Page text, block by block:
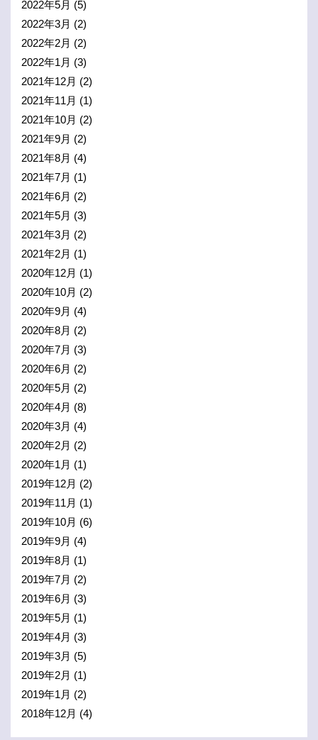
2022年5月 (5)
2022年3月 (2)
2022年2月 (2)
2022年1月 (3)
2021年12月 (2)
2021年11月 (1)
2021年10月 (2)
2021年9月 (2)
2021年8月 (4)
2021年7月 (1)
2021年6月 (2)
2021年5月 (3)
2021年3月 (2)
2021年2月 (1)
2020年12月 (1)
2020年10月 (2)
2020年9月 (4)
2020年8月 (2)
2020年7月 (3)
2020年6月 (2)
2020年5月 (2)
2020年4月 (8)
2020年3月 (4)
2020年2月 (2)
2020年1月 (1)
2019年12月 (2)
2019年11月 (1)
2019年10月 (6)
2019年9月 (4)
2019年8月 (1)
2019年7月 (2)
2019年6月 (3)
2019年5月 (1)
2019年4月 (3)
2019年3月 (5)
2019年2月 (1)
2019年1月 (2)
2018年12月 (4)